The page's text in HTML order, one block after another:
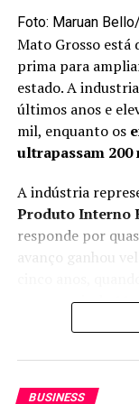
Dia do
uma agricultura
DON'T MISS
Produtores
vão trazer mais
diferenciada”
Foto: Maruan
Mato Grosso está
prima para
estado. A
últimos anos e
mil, enquanto os
ultrapassam 200
A indústria
Produto Interno
responde por
avanço ganhou
pouco mais de
2026. A expansão
a modificar
BUSINESS